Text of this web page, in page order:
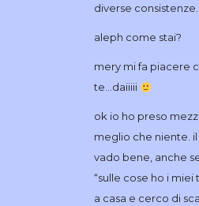
diverse
aleph come stai?
mery mi fa piacere
te…daiiiii
ok io ho preso
meglio che niente.
vado bene, anche
“sulle cose ho i miei
a casa e cerco di